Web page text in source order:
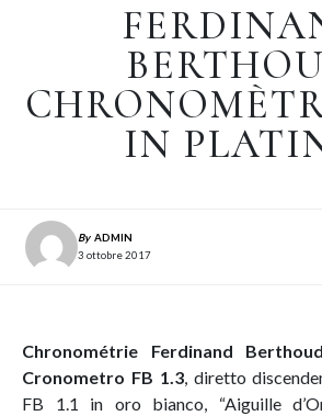
IN
By ADMIN
3 ottobre 2017
Chronométrie Ferdinand
Cronometro FB 1.3, diretto
FB 1.1 in oro bianco, “Aiguille